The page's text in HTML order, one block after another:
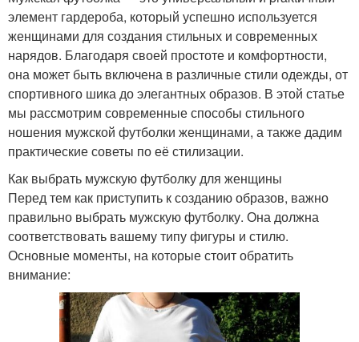
элемент гардероба, который успешно используется
женщинами для создания стильных и современных
нарядов. Благодаря своей простоте и комфортности,
она может быть включена в различные стили одежды, от
спортивного шика до элегантных образов. В этой статье
мы рассмотрим современные способы стильного
ношения мужской футболки женщинами, а также дадим
практические советы по её стилизации.
Как выбрать мужскую футболку для женщины
Перед тем как приступить к созданию образов, важно
правильно выбрать мужскую футболку. Она должна
соответствовать вашему типу фигуры и стилю.
Основные моменты, на которые стоит обратить
внимание: